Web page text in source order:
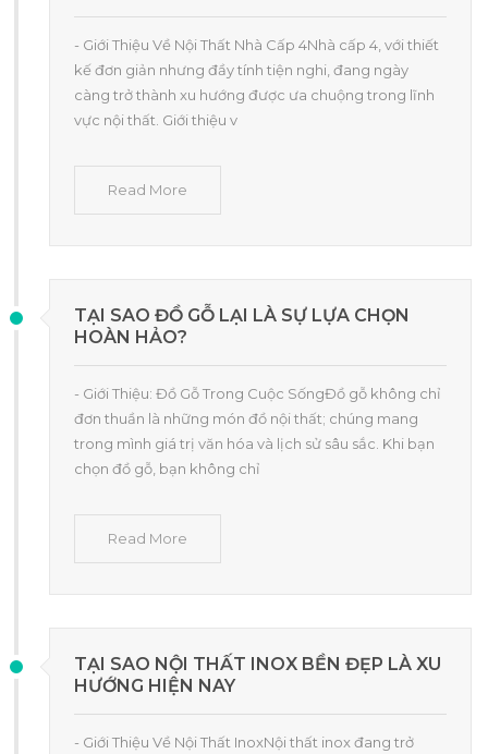
- Giới Thiệu Về Nội Thất Nhà Cấp 4Nhà cấp 4, với thiết
kế đơn giản nhưng đầy tính tiện nghi, đang ngày
càng trở thành xu hướng được ưa chuộng trong lĩnh
vực nội thất. Giới thiệu v
Read More
TẠI SAO ĐỒ GỖ LẠI LÀ SỰ LỰA CHỌN
HOÀN HẢO?
- Giới Thiệu: Đồ Gỗ Trong Cuộc SốngĐồ gỗ không chỉ
đơn thuần là những món đồ nội thất; chúng mang
trong mình giá trị văn hóa và lịch sử sâu sắc. Khi bạn
chọn đồ gỗ, bạn không chỉ
Read More
TẠI SAO NỘI THẤT INOX BỀN ĐẸP LÀ XU
HƯỚNG HIỆN NAY
- Giới Thiệu Về Nội Thất InoxNội thất inox đang trở